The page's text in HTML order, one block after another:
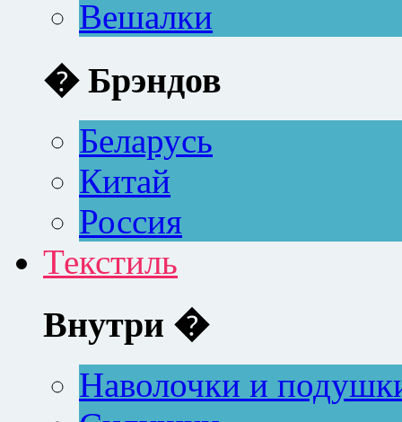
Вешалки
� Брэндов
Беларусь
Китай
Россия
Текстиль
Внутри �
Наволочки и